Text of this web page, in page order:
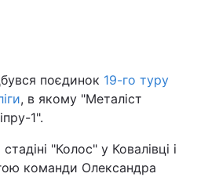
поєдинок 19-го туру
, в якому "Металіст
1".
"Колос" у Ковалівці і
команди Олександра